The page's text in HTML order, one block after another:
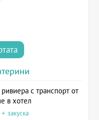
с транспорт от
в хотел
закуска